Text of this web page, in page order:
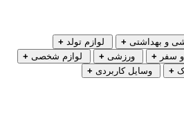
و بهداشتی + لوازم تولد +
سفر + ورزشی + لوازم شخصی +
+ وسایل کاربردی +